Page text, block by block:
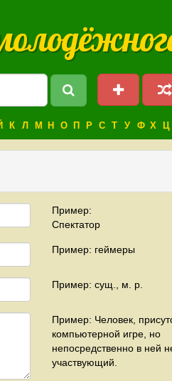
К Л М Н О П Р С Т У Ф Х Ц
Пример:
Спектатор
Пример: геймеры
Пример: сущ., м. р.
Пример: Человек,
компьютерной игре, но
непосредственно в ней
участвующий.